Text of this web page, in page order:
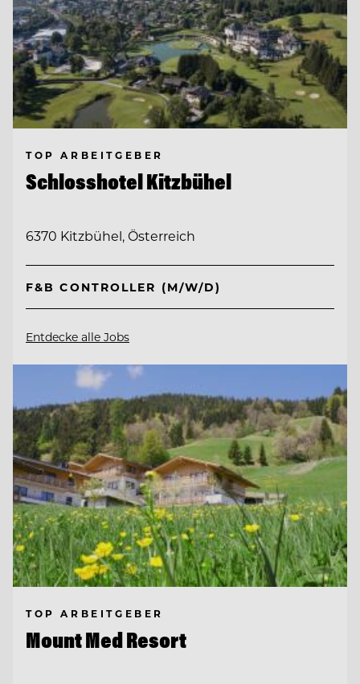
TOP ARBEITGEBER
Schlosshotel Kitzbühel
6370 Kitzbühel, Österreich
F&B CONTROLLER (M/W/D)
Entdecke alle Jobs
TOP ARBEITGEBER
Mount Med Resort